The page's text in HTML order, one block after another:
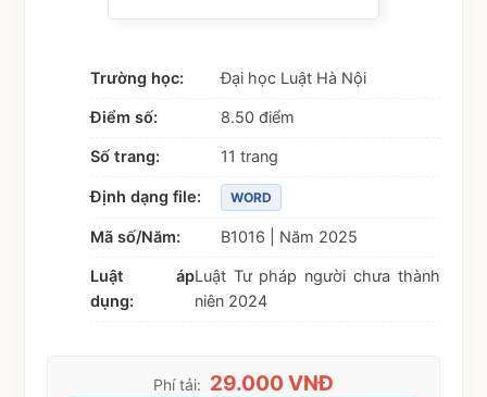
Trường học:
Đại học Luật Hà Nội
Điểm số:
8.50 điểm
Số trang:
11 trang
Định dạng file: WORD
Mã số/Năm:
B1016 | Năm 2025
Luật áp
dụng:
Luật Tư pháp người chưa thành
niên 2024
Phí tải: 29.000 VNĐ